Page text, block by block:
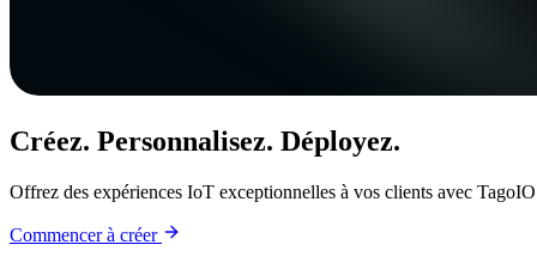
Créez. Personnalisez. Déployez.
Offrez des expériences IoT exceptionnelles à vos clients avec
Commencer à créer